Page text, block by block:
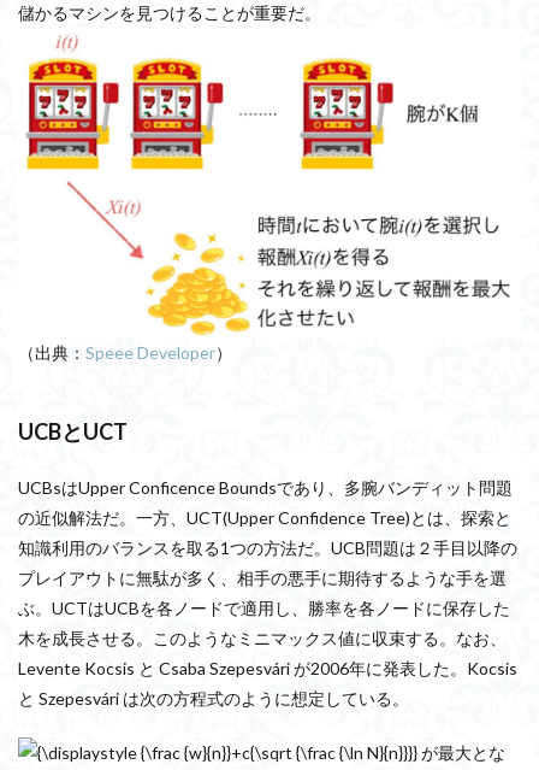
儲かるマシンを見つけることが重要だ。
（出典： Speee Developer）
UCBとUCT
UCBsはUpper Conficence Boundsであり、多腕バンディット問題
の近似解法だ。一方、 UCT(Upper Confidence Tree)とは、 探索と
知識利用のバランスを取る1つの方法だ。UCB問題は２手目以降の
プレイアウトに無駄が多く、相手の悪手に期待するような手を選
ぶ。UCTはUCBを各ノードで適用し、勝率を各ノードに保存した
木を成長させる。このようなミニマックス値に収束する。なお、
Levente Kocsis と Csaba Szepesvári が2006年に発表した。Kocsis
と Szepesvári は次の方程式のように想定している。
が最大とな